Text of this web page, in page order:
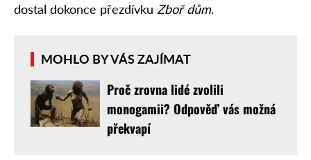
dostal dokonce přezdívku Zboř dům.
MOHLO BY VÁS ZAJÍMAT
Proč zrovna lidé zvolili
monogamii? Odpověď vás možná
překvapí